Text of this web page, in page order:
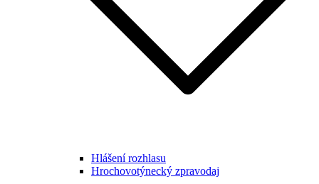
Hlášení rozhlasu
Hrochovotýnecký zpravodaj